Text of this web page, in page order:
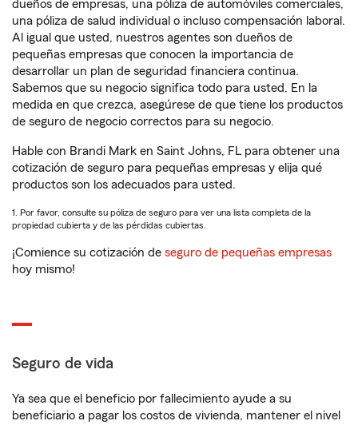
dueños de empresas, una póliza de automóviles comerciales,
una póliza de salud individual o incluso compensación laboral.
Al igual que usted, nuestros agentes son dueños de
pequeñas empresas que conocen la importancia de
desarrollar un plan de seguridad financiera continua.
Sabemos que su negocio significa todo para usted. En la
medida en que crezca, asegúrese de que tiene los productos
de seguro de negocio correctos para su negocio.
Hable con Brandi Mark en Saint Johns, FL para obtener una
cotización de seguro para pequeñas empresas y elija qué
productos son los adecuados para usted.
1. Por favor, consulte su póliza de seguro para ver una lista completa de la
propiedad cubierta y de las pérdidas cubiertas.
¡Comience su cotización de seguro de pequeñas empresas
hoy mismo!
Seguro de vida
Ya sea que el beneficio por fallecimiento ayude a su
beneficiario a pagar los costos de vivienda, mantener el nivel